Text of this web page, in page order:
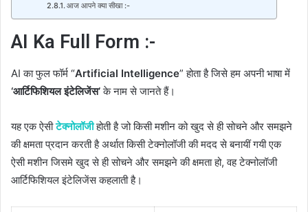
आज आपने क्या सीखा :-
AI Ka Full Form :-
AI का फुल फॉर्म “Artificial Intelligence” होता है जिसे हम अपनी भाषा में
‘आर्टिफिशियल इंटेलिजेंस’के नाम से जानते हैं।
यह एक ऐसीटेक्नोलॉजीहोती है जो किसी मशीन को खुद से ही सोचने और समझने
की क्षमता प्रदान करती है अर्थात किसी टेक्नोलॉजी की मदद से बनायीं गयी एक
ऐसी मशीन जिसमे खुद से ही सोचने और समझने की क्षमता हो, वह टेक्नोलॉजी
आर्टिफिशियल इंटेलिजेंस कहलाती है।